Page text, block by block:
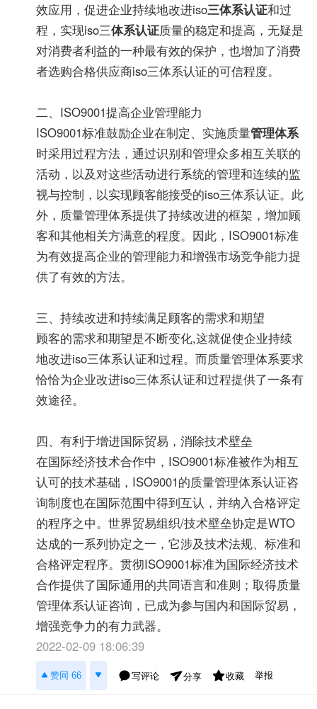
效应用，促进企业持续地改进iso三体系认证和过
程，实现iso三体系认证质量的稳定和提高，无疑是
对消费者利益的一种最有效的保护，也增加了消费
者选购合格供应商iso三体系认证的可信程度。
二、ISO9001提高企业管理能力
ISO9001标准鼓励企业在制定、实施质量管理体系
时采用过程方法，通过识别和管理众多相互关联的
活动，以及对这些活动进行系统的管理和连续的监
视与控制，以实现顾客能接受的iso三体系认证。此
外，质量管理体系提供了持续改进的框架，增加顾
客和其他相关方满意的程度。因此，ISO9001标准
为有效提高企业的管理能力和增强市场竞争能力提
供了有效的方法。
三、持续改进和持续满足顾客的需求和期望
顾客的需求和期望是不断变化,这就促使企业持续
地改进iso三体系认证和过程。而质量管理体系要求
恰恰为企业改进iso三体系认证和过程提供了一条有
效途径。
四、有利于增进国际贸易，消除技术壁垒
在国际经济技术合作中，ISO9001标准被作为相互
认可的技术基础，ISO9001的质量管理体系认证咨
询制度也在国际范围中得到互认，并纳入合格评定
的程序之中。世界贸易组织/技术壁垒协定是WTO
达成的一系列协定之一，它涉及技术法规、标准和
合格评定程序。贯彻ISO9001标准为国际经济技术
合作提供了国际通用的共同语言和准则；取得质量
管理体系认证咨询，已成为参与国内和国际贸易，
增强竞争力的有力武器。
2022-02-09 18:06:39
赞同 66 写评论 分享 收藏 举报